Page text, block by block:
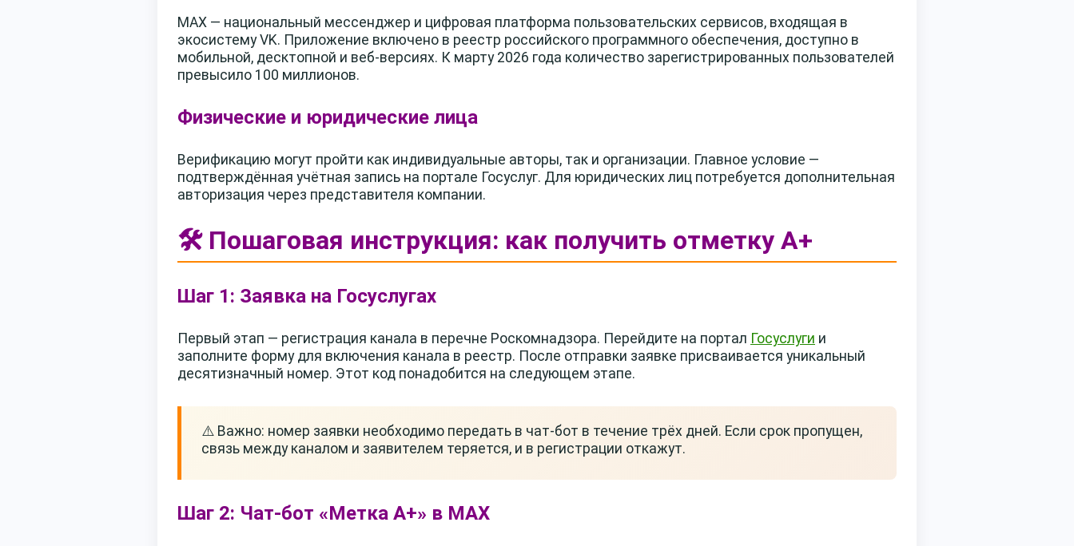
MAX — национальный мессенджер и цифровая платформа пользовательских сервисов, входящая в
экосистему VK. Приложение включено в реестр российского программного обеспечения, доступно в
мобильной, десктопной и веб-версиях. К марту 2026 года количество зарегистрированных пользователей
превысило 100 миллионов.
Физические и юридические лица
Верификацию могут пройти как индивидуальные авторы, так и организации. Главное условие —
подтверждённая учётная запись на портале Госуслуг. Для юридических лиц потребуется дополнительная
авторизация через представителя компании.
🛠️ Пошаговая инструкция: как получить отметку А+
Шаг 1: Заявка на Госуслугах
Первый этап — регистрация канала в перечне Роскомнадзора. Перейдите на портал Госуслуги и
заполните форму для включения канала в реестр. После отправки заявке присваивается уникальный
десятизначный номер. Этот код понадобится на следующем этапе.
⚠️ Важно: номер заявки необходимо передать в чат-бот в течение трёх дней. Если срок пропущен,
связь между каналом и заявителем теряется, и в регистрации откажут.
Шаг 2: Чат-бот «Метка А+» в MAX